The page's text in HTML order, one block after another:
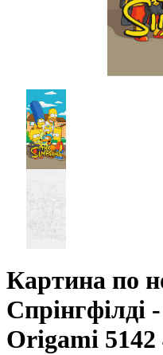
Картина по
Спрінгфілді
Origami 5142